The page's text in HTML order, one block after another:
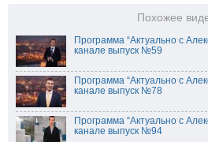
Похожее
Программа “Актуально с
канале выпуск №59
Программа “Актуально с
канале выпуск №78
Программа “Актуально с
канале выпуск №94